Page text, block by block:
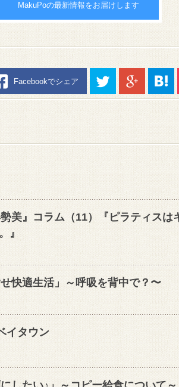
MakuPoの最新情報をお届けします
Facebookでシェア
美』コラム（11）『ピラティスは
』
快適生活」～呼吸を背中で？〜
イタウン